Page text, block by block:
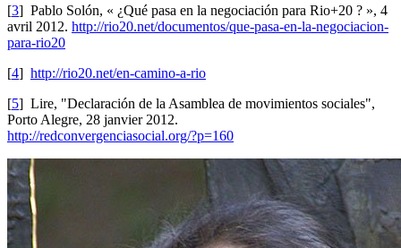
[3] Pablo Solón, « ¿Qué pasa en la negociación para Rio+20 ? », 4
avril 2012. http://rio20.net/documentos/que-pasa-en-la-negociacion-
para-rio20
[4] http://rio20.net/en-camino-a-rio
[5] Lire, "Declaración de la Asamblea de movimientos sociales",
Porto Alegre, 28 janvier 2012.
http://redconvergenciasocial.org/?p=160